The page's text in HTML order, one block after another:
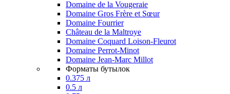
Domaine de la Vougeraie
Domaine Gros Frère et Sœur
Domaine Fourrier
Château de la Maltroye
Domaine Coquard Loison-Fleurot
Domaine Perrot-Minot
Domaine Jean-Marc Millot
Форматы бутылок
0.375 л
0.5 л